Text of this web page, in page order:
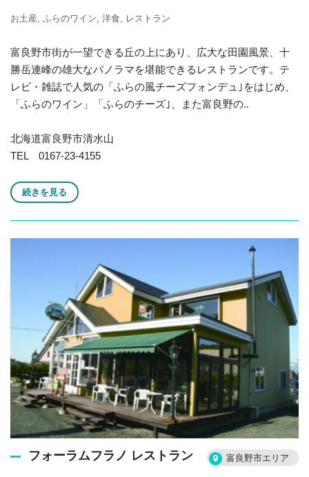
お土産 ふらのワイン 洋食 レストラン
富良野市街が一望できる丘の上にあり、広大な田園風景、十
勝岳連峰の雄大なパノラマを堪能できるレストランです。テ
レビ・雑誌で人気の「ふらの風チーズフォンデュ｣をはじめ、
「ふらのワイン」「ふらのチーズ｣、また富良野の..
北海道富良野市清水山
TEL 0167-23-4155
続きを見る
フォーラムフラノ レストラン 富良野市エリア